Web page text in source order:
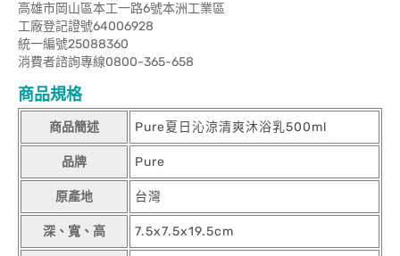
高雄市岡山區本工一路6號本洲工業區
工廠登記證號64006928
統一編號25088360
消費者諮詢專線0800-365-658
商品規格
商品簡述 Pure夏日沁涼清爽沐浴乳500ml
品牌 Pure
原產地 台灣
深、寬、高 7.5x7.5x19.5cm